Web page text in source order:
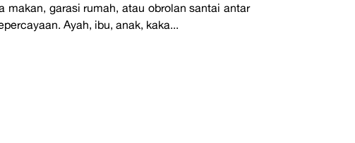
makan, garasi rumah, atau obrolan santai antar
Ayah, ibu, anak, kaka...